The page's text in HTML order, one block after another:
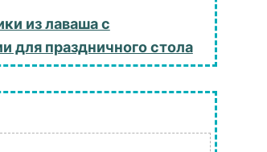
из лаваша с
для праздничного стола